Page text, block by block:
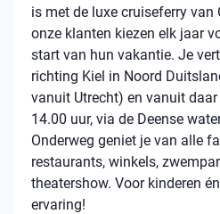
is met de luxe cruiseferry van
onze klanten kiezen elk jaar
start van hun vakantie. Je
richting Kiel in Noord
vanuit Utrecht) en vanuit
14.00 uur, via de Deense
Onderweg geniet je van alle
restaurants, winkels,
theatershow. Voor kinderen
ervaring!